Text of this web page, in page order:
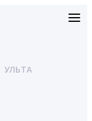
УЛЬТА